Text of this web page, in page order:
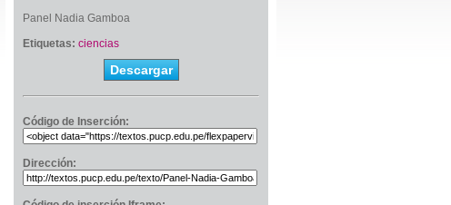
Panel Nadia Gamboa
Etiquetas: ciencias
Descargar
Código de Inserción:
Dirección: